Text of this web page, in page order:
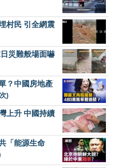
村民 引全網震
災難般場面嚇
？中國房地產
次)
上升 中國持續
「能源生命